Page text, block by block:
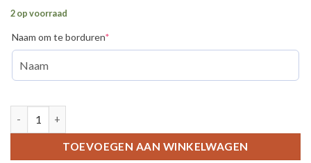
2 op voorraad
Naam om te borduren*
TOEVOEGEN AAN WINKELWAGEN